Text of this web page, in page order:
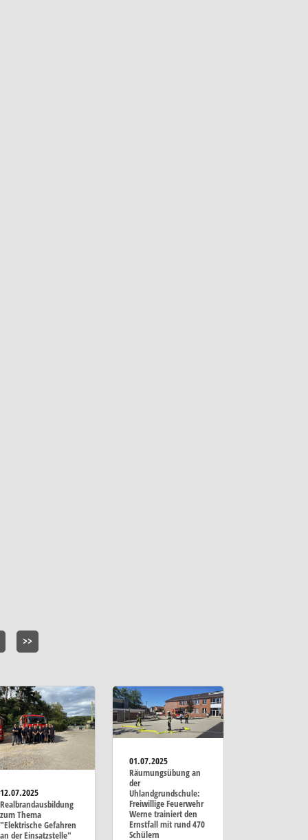
>>
12.07.2025
Realbrandausbildung
zum Thema
"Elektrische Gefahren
an der Einsatzstelle"
01.07.2025
Räumungsübung an
der
Uhlandgrundschule:
Freiwillige Feuerwehr
Werne trainiert den
Ernstfall mit rund 470
Schülern